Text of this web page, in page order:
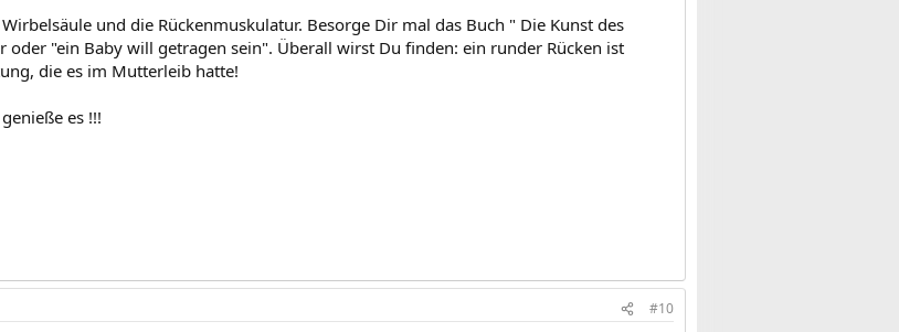
und die Rückenmuskulatur. Besorge Dir mal das Buch " Die Kunst des
oder "ein Baby will getragen sein". Überall wirst Du finden: ein runder Rücken ist
die es im Mutterleib hatte!
es !!!
#10